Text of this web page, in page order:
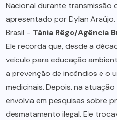
Nacional durante transmissão
apresentado por Dylan Araújo.
Brasil – Tânia Rêgo/Agência
Ele recorda que, desde a
veículo para educação
a prevenção de incêndios e o
medicinais. Depois, na
envolvia em pesquisas sobre
desmatamento ilegal. Ele